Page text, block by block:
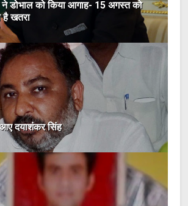
ने डोभाल को किया आगाह- 15 अगस्त को
है खतरा
दयाशंकर सिंह